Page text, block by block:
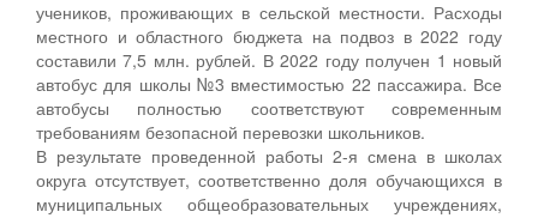
учеников, проживающих в сельской местности. Расходы
местного и областного бюджета на подвоз в 2022 году
составили 7,5 млн. рублей. В 2022 году получен 1 новый
автобус для школы №3 вместимостью 22 пассажира. Все
автобусы полностью соответствуют современным
требованиям безопасной перевозки школьников.
В результате проведенной работы 2-я смена в школах
округа отсутствует, соответственно доля обучающихся в
муниципальных общеобразовательных учреждениях,